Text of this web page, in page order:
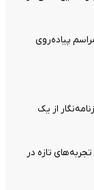
به زائران مراسم پیاده‌روی
از یک
تازه در